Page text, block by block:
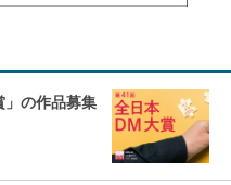
」の作品募集